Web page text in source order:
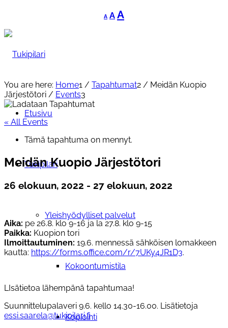
A
Decrease
font
A Reset
font
AIncrease
Etusivu
Tukipilari
Yleishyödylliset palvelut
Kokoontumistila
Kopiointi
You are here: Home1 / Tapahtumat2 / Meidän Kuopio
Järjestötori / Events3
« All Events
Tämä tapahtuma on mennyt.
Meidän Kuopio Järjestötori
26 elokuun, 2022 - 27 elokuun, 2022
Aika: pe 26.8. klo 9-16 ja la 27.8. klo 9-15
Paikka: Kuopion tori
Ilmoittautuminen: 19.6. mennessä sähköisen lomakkeen
kautta: https://forms.office.com/r/7UKy4JR1D3.
LIsätietoa lähempänä tapahtumaa!
Suunnittelupalaveri 9.6. kello 14.30-16.00. Lisätietoja
essi.saarela@tukipilari.fi